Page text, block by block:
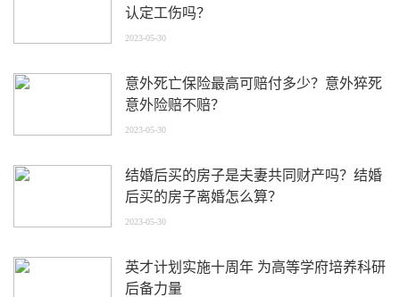
认定工伤吗？
2023-05-30
意外死亡保险最高可赔付多少？意外猝死
意外险赔不赔？
2023-05-30
结婚后买的房子是夫妻共同财产吗？结婚
后买的房子离婚怎么算？
2023-05-30
英才计划实施十周年 为高等学府培养科研
后备力量